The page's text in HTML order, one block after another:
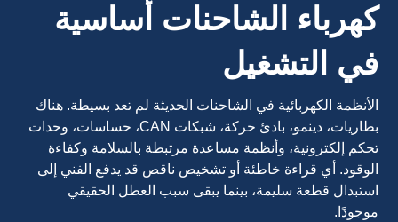
كهرباء الشاحنات أساسية
في التشغيل
الأنظمة الكهربائية في الشاحنات الحديثة لم تعد بسيطة. هناك
بطاريات، دينمو، بادئ حركة، شبكات CAN، حساسات، وحدات
تحكم إلكترونية، وأنظمة مساعدة مرتبطة بالسلامة وكفاءة
الوقود. أي قراءة خاطئة أو تشخيص ناقص قد يدفع الفني إلى
استبدال قطعة سليمة، بينما يبقى سبب العطل الحقيقي
موجودًا.